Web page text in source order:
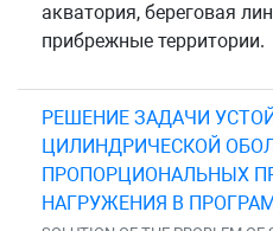
акватория, береговая
прибрежные территории.
РЕШЕНИЕ ЗАДАЧИ
ЦИЛИНДРИЧЕСКОЙ
ПРОПОРЦИОНАЛЬНЫХ
НАГРУЖЕНИЯ В